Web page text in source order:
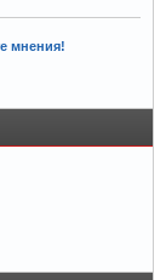
мнения!